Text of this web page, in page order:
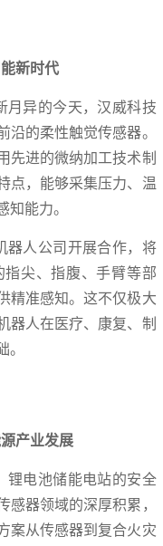
新时代
月异的今天，汉威科技
沿的柔性触觉传感器。
先进的微纳加工技术制
点，能够采集压力、温
知能力。
器人公司开展合作，将
尖、指腹、手臂等部
精准感知。这不仅极大
器人在医疗、康复、制
。
产业发展
锂电池储能电站的安全
感器领域的深厚积累，
案从传感器到复合火灾